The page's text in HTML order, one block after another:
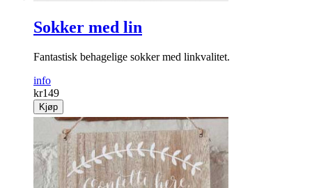
Sokker med lin
Fantastisk behagelige sokker med linkvalitet.
info
kr149
Kjøp